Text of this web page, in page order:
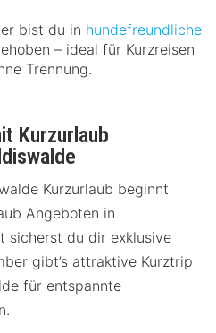
bist du in hundefreundliche
– ideal für Kurzreisen
Trennung.
Kurzurlaub
Kurzurlaub beginnt
Angeboten in
sicherst du dir exklusive
gibt’s attraktive Kurztrip
für entspannte